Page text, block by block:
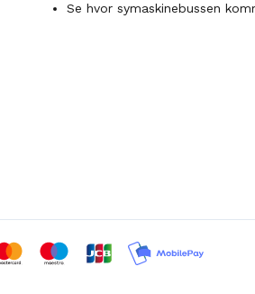
Se hvor symaskinebussen